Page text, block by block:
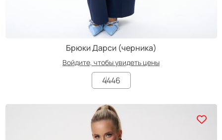
Брюки Дарси (черника)
Войдите, чтобы увидеть цены
4446